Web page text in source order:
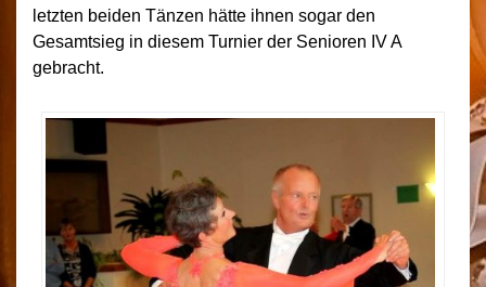
letzten beiden Tänzen hätte ihnen sogar den
Gesamtsieg in diesem Turnier der Senioren IV A
gebracht.